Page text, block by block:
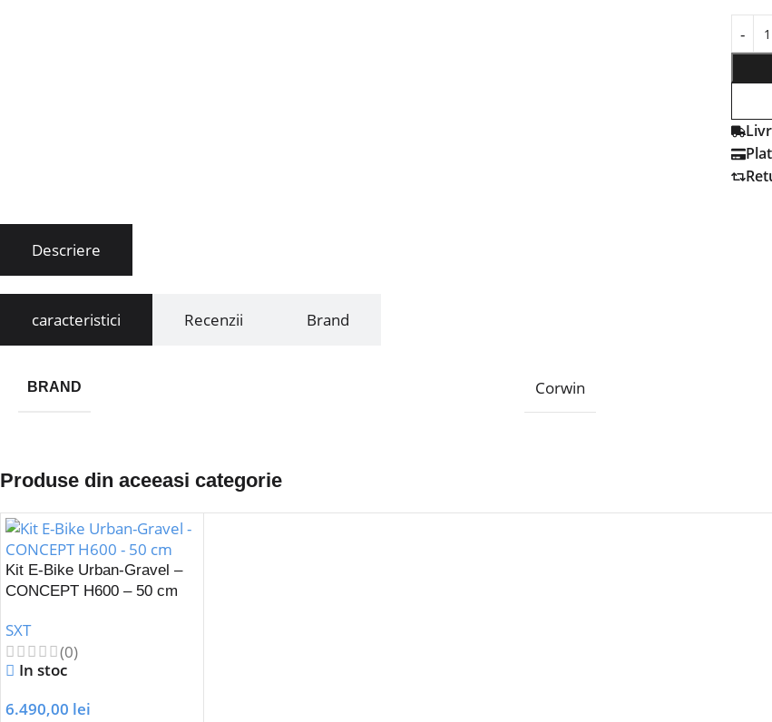
Descriere
caracteristici Recenzii Brand
BRAND Corwin
Produse din aceeasi categorie
Kit E-Bike Urban-Gravel –
CONCEPT H600 – 50 cm
SXT
(0)
In stoc
6.490,00 lei